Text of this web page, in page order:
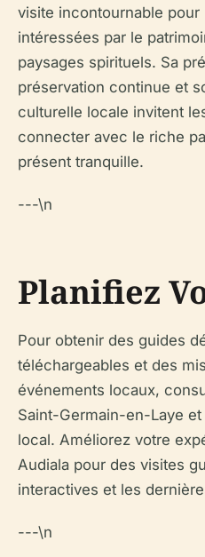
visite incontournable pour
intéressées par le
paysages spirituels. Sa
préservation continue et
culturelle locale invitent
connecter avec le riche
présent tranquille.
---\n
Planifiez
Pour obtenir des guides
téléchargeables et des
événements locaux,
Saint-Germain-en-Laye
local. Améliorez votre
Audiala pour des visites
interactives et les
---\n